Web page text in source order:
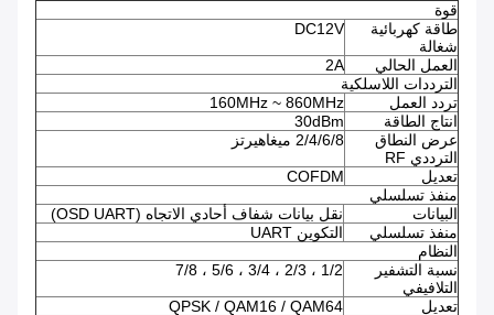
قوة
طاقة كهربائية
شغالة
DC12V
العمل الحالي
2A
الترددات اللاسلكية
تردد العمل
160MHz ~ 860MHz
انتاج الطاقة
30dBm
عرض النطاق
الترددي RF
2/4/6/8 ميغاهيرتز
تعديل
COFDM
منفذ تسلسلي
البيانات
نقل بيانات شفاف أحادي الاتجاه (OSD UART)
منفذ تسلسلي
التكوين UART
النظام
نسبة التشفير
التلافيفي
1/2 ، 2/3 ، 3/4 ، 5/6 ، 7/8
تعديل
QPSK / QAM16 / QAM64